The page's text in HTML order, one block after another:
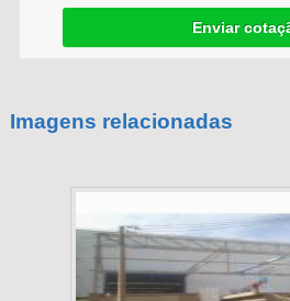
Enviar
Imagens relacionadas